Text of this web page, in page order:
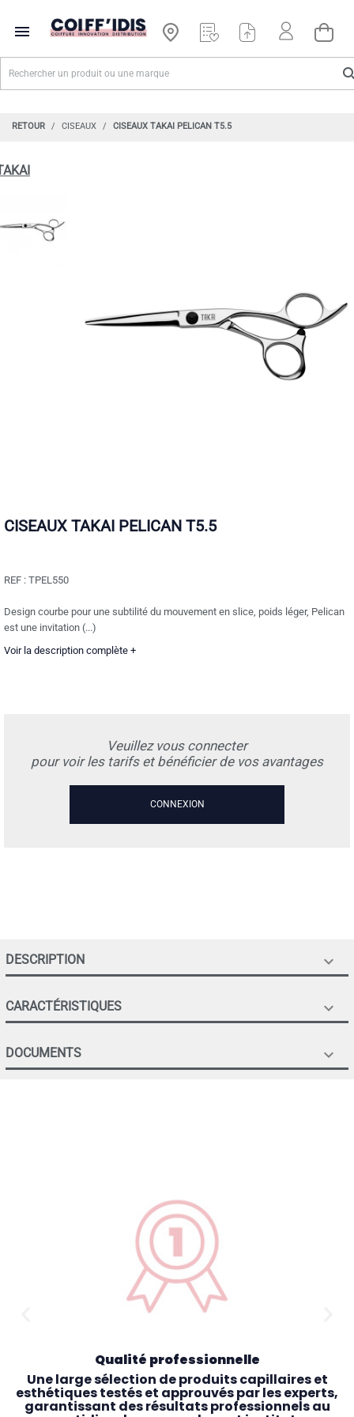

RETOUR CISEAUX CISEAUX TAKAI PELICAN T5.5
CISEAUX TAKAI PELICAN T5.5
REF : TPEL550
Design courbe pour une subtilité du mouvement en slice, poids léger, Pelican
est une invitation (...)
Voir la description complète +
Veuillez vous connecter
pour voir les tarifs et bénéficier de vos avantages
CONNEXION
DESCRIPTION 
CARACTÉRISTIQUES 
DOCUMENTS 
Qualité professionnelle
Une large sélection de produits capillaires et
esthétiques testés et approuvés par les experts,
garantissant des résultats professionnels au